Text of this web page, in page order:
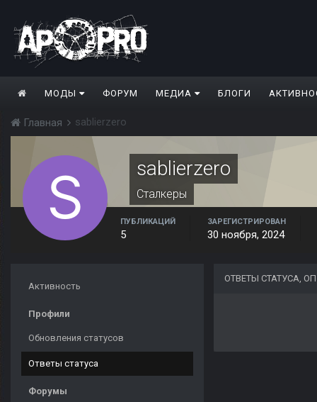
МОДЫ ФОРУМ МЕДИА БЛОГИ
Главная sablierzero
sablierzero
Сталкеры
ПУБЛИКАЦИЙ
5
ЗАРЕГИСТРИРОВАН
30 ноября, 2024
Активность
Профили
Обновления статусов
Ответы статуса
Форумы
ОТВЕТЫ СТАТУСА,